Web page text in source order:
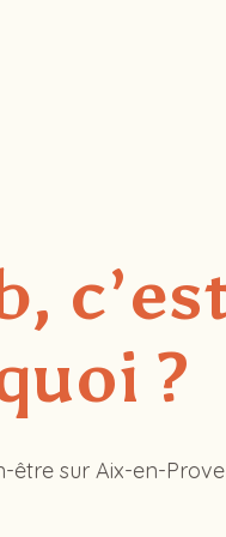
?
être sur Aix-en-